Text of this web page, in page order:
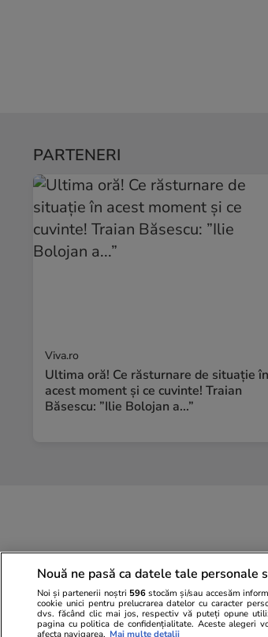
PARTENERI
Viva.ro
Ultima oră! Ce răsturnare de situație în
acest moment și ce cuvinte! Traian
Băsescu: ”Ilie Bolojan a...”
Nouă ne pasă ca datele tale personale
Noi și partenerii noștri 596stocăm și/sau accesăm
cookie unici pentru prelucrarea datelor cu caracter
dvs. făcând clic mai jos, respectiv vă puteți opune
pagina cu politica de confidențialitate. Aceste alegeri
afecta navigarea. Mai multe detalii